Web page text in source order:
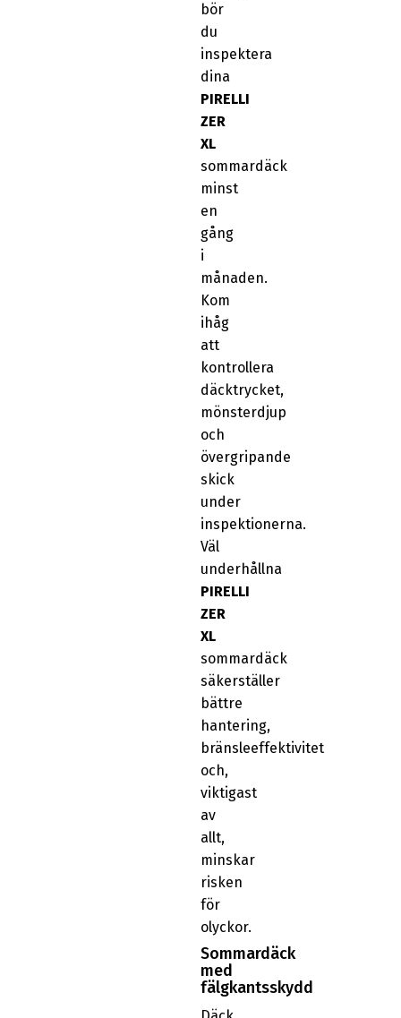
bör
du
inspektera
dina
PIRELLI
ZER
XL
sommardäck
minst
en
gång
i
månaden.
Kom
ihåg
att
kontrollera
däcktrycket,
mönsterdjup
och
övergripande
skick
under
inspektionerna.
Väl
underhållna
PIRELLI
ZER
XL
sommardäck
säkerställer
bättre
hantering,
bränsleeffektivitet
och,
viktigast
av
allt,
minskar
risken
för
olyckor.
Sommardäck
med
fälgkantsskydd